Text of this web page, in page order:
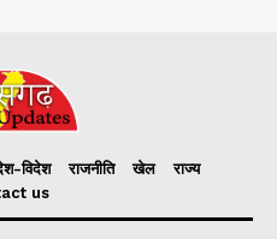
विदेश राजनीति खेल
राज्य
us